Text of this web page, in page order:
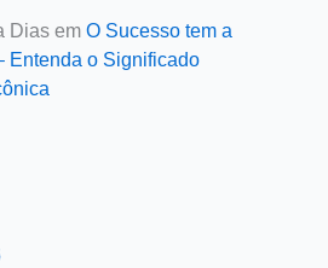
Dias em O Sucesso tem a
Entenda o Significado